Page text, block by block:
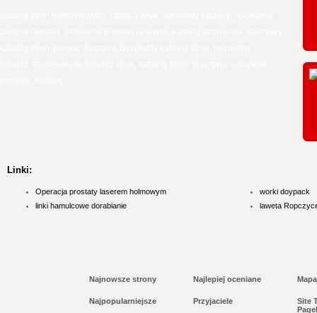
Linki:
Operacja prostaty laserem holmowym
linki hamulcowe dorabianie
worki doypack
laweta
Najnowsze strony Najlepiej oceniane
Najpopularniejsze Przyjaciele
Site